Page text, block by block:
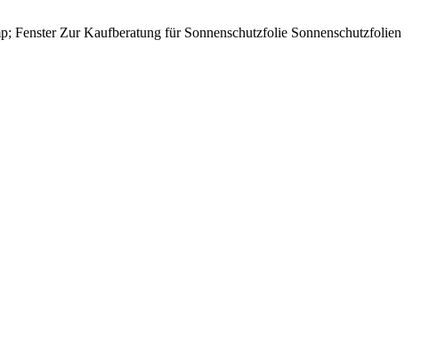
Fenster Zur Kaufberatung für Sonnenschutzfolie Sonnenschutzfolien